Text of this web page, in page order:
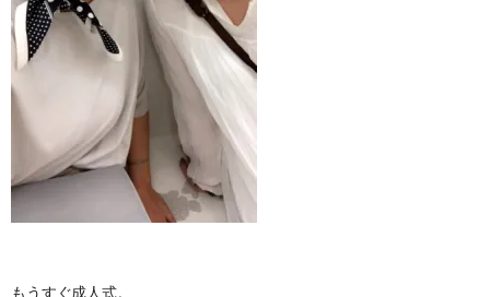
もうすぐ成人式。